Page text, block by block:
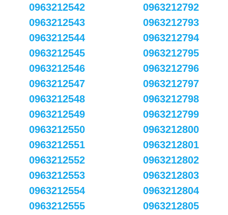
0963212542
0963212543
0963212544
0963212545
0963212546
0963212547
0963212548
0963212549
0963212550
0963212551
0963212552
0963212553
0963212554
0963212555
0963212792
0963212793
0963212794
0963212795
0963212796
0963212797
0963212798
0963212799
0963212800
0963212801
0963212802
0963212803
0963212804
0963212805